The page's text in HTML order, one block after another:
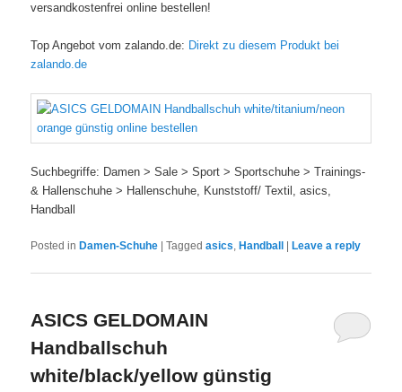
versandkostenfrei online bestellen!
Top Angebot vom zalando.de: Direkt zu diesem Produkt bei
zalando.de
Suchbegriffe: Damen > Sale > Sport > Sportschuhe > Trainings-
& Hallenschuhe > Hallenschuhe, Kunststoff/ Textil, asics,
Handball
Posted in Damen-Schuhe |Tagged asics,Handball |Leave a reply
ASICS GELDOMAIN
Handballschuh
white/black/yellow günstig